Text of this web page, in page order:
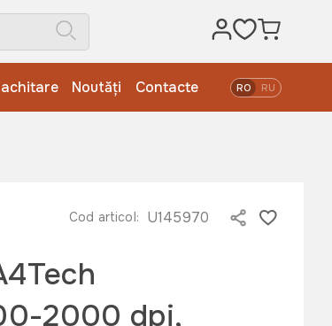
Noutăți Contacte RO RU
Grey
Cod articol: U145970
2000 dpi,